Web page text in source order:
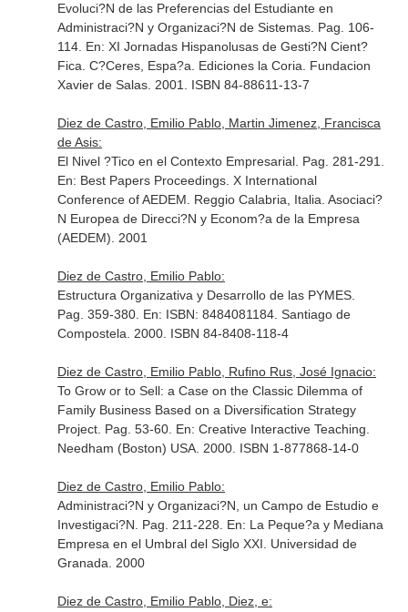
Evoluci?N de las Preferencias del Estudiante en
Administraci?N y Organizaci?N de Sistemas. Pag. 106-
114. En: XI Jornadas Hispanolusas de Gesti?N Cient?
Fica . C?Ceres, Espa?a. Ediciones la Coria. Fundacion
Xavier de Salas. 2001. ISBN 84-88611-13-7
Diez de Castro, Emilio Pablo, Martin Jimenez, Francisca
de Asis:
El Nivel ?Tico en el Contexto Empresarial. Pag. 281-291.
En: Best Papers Proceedings. X International
Conference of AEDEM . Reggio Calabria, Italia. Asociaci?
N Europea de Direcci?N y Econom?a de la Empresa
(AEDEM). 2001
Diez de Castro, Emilio Pablo:
Estructura Organizativa y Desarrollo de las PYMES.
Pag. 359-380. En: ISBN: 8484081184. Santiago de
Compostela. 2000. ISBN 84-8408-118-4
Diez de Castro, Emilio Pablo, Rufino Rus, José Ignacio:
To Grow or to Sell: a Case on the Classic Dilemma of
Family Business Based on a Diversification Strategy
Project. Pag. 53-60. En: Creative Interactive Teaching
Needham (Boston) USA. 2000. ISBN 1-877868-14-0
Diez de Castro, Emilio Pablo:
Administraci?N y Organizaci?N, un Campo de Estudio e
Investigaci?N. Pag. 211-228. En: La Peque?a y Mediana
Empresa en el Umbral del Siglo XXI . Universidad de
Granada. 2000
Diez de Castro, Emilio Pablo, Diez, e: